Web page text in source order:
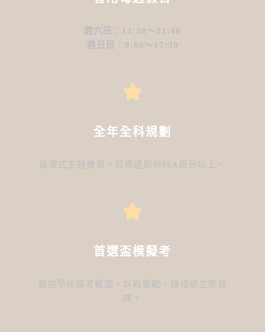
週六班：12:20～21:40
週日班：9:00～17:30
全年全科規劃
循環式主題複習，目標達到科科A級分以上。
首選盃模擬考
超前學校模考範圍，以戰養戰，讓成績立即見
效。